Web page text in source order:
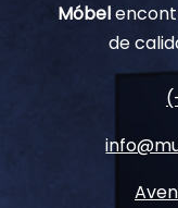
Móbel
de